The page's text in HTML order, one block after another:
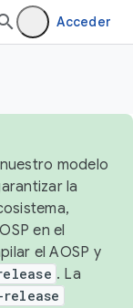
Acceder
modelo
la
en el
el AOSP y
. La